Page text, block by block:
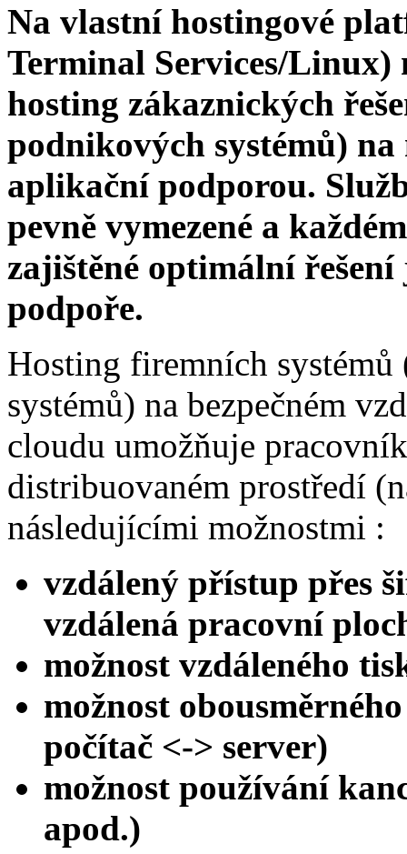
Na vlastní hostingové
Terminal Services/Linux)
hosting zákaznických
podnikových systémů)
aplikační podporou.
pevně vymezené a
zajištěné optimální
podpoře.
Hosting firemních
systémů) na bezpečném
cloudu umožňuje
distribuovaném prostředí
následujícími možnostmi :
vzdálený přístup přes
vzdálená pracovní
možnost vzdáleného
možnost
počítač <-> server)
možnost používání
apod.)